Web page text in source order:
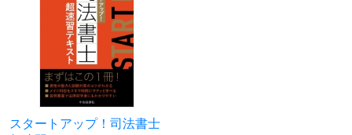
スタートアップ！司法書士